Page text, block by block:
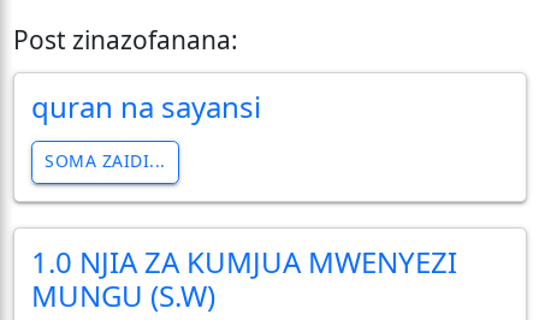
Post zinazofanana:
quran na sayansi
SOMA ZAIDI...
1.0 NJIA ZA KUMJUA MWENYEZI
MUNGU (S.W)